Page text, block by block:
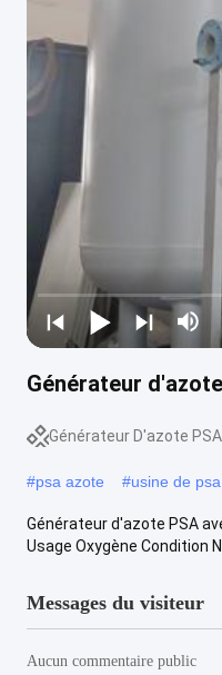
Générateur
Générateur D'azote PSA
#psa azote #usine de
Générateur d'azote PSA
Usage Oxygène Condition
Messages du visiteur
Aucun commentaire public